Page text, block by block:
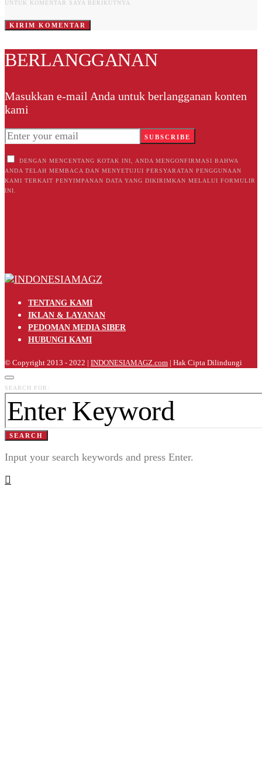
UNTUK KOMENTAR SAYA BERIKUTNYA.
BERLANGGANAN
Masukkan e-mail Anda untuk berlangganan konten
kami
SUBSCRIBE
DENGAN MENCENTANG KOTAK INI, ANDA MENGONFIRMASI BAHWA
ANDA TELAH MEMBACA DAN MENYETUJUI PERSYARATAN PENGGUNAAN
KAMI TERKAIT PENYIMPANAN DATA YANG DIKIRIMKAN MELALUI FORMULIR
INI.
TENTANG KAMI
IKLAN & LAYANAN
PEDOMAN MEDIA SIBER
HUBUNGI KAMI
© Copyright 2013 - 2022 | INDONESIAMAGZ.com | Hak Cipta Dilindungi
SEARCH FOR:
SEARCH
Input your search keywords and press Enter.